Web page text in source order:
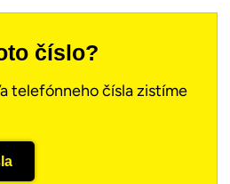
číslo?
telefónneho čísla zistíme